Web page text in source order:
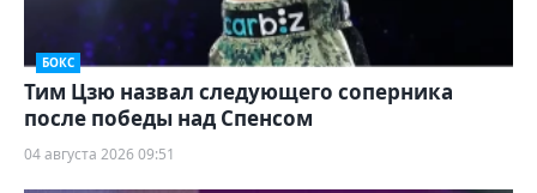
БОКС
Тим Цзю назвал следующего соперника
после победы над Спенсом
04 августа 2026 09:51